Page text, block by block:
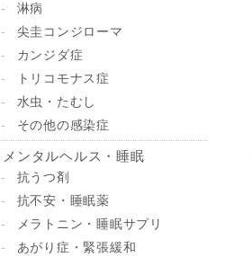
淋病
尖圭コンジローマ
カンジダ症
トリコモナス症
水虫・たむし
その他の感染症
メンタルヘルス・睡眠
抗うつ剤
抗不安・睡眠薬
メラトニン・睡眠サプリ
あがり症・緊張緩和